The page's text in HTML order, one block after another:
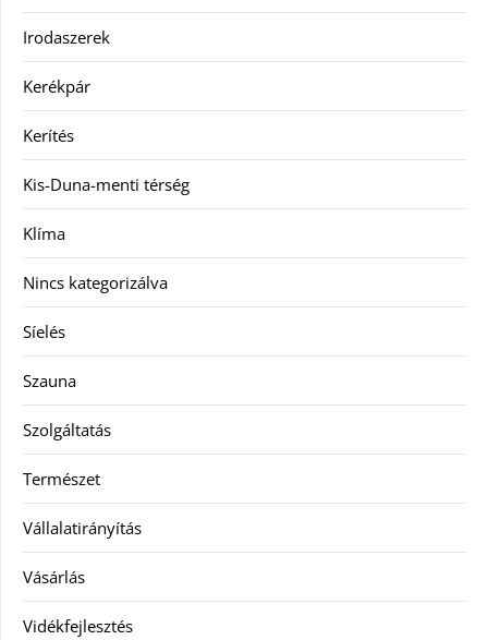
Irodaszerek
Kerékpár
Kerítés
Kis-Duna-menti térség
Klíma
Nincs kategorizálva
Síelés
Szauna
Szolgáltatás
Természet
Vállalatirányítás
Vásárlás
Vidékfejlesztés